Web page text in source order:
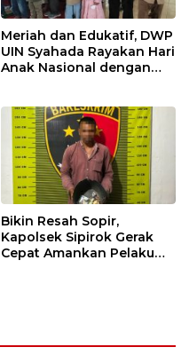
Meriah dan Edukatif, DWP
UIN Syahada Rayakan Hari
Anak Nasional dengan
Bikin Resah Sopir,
Kapolsek Sipirok Gerak
Cepat Amankan Pelaku